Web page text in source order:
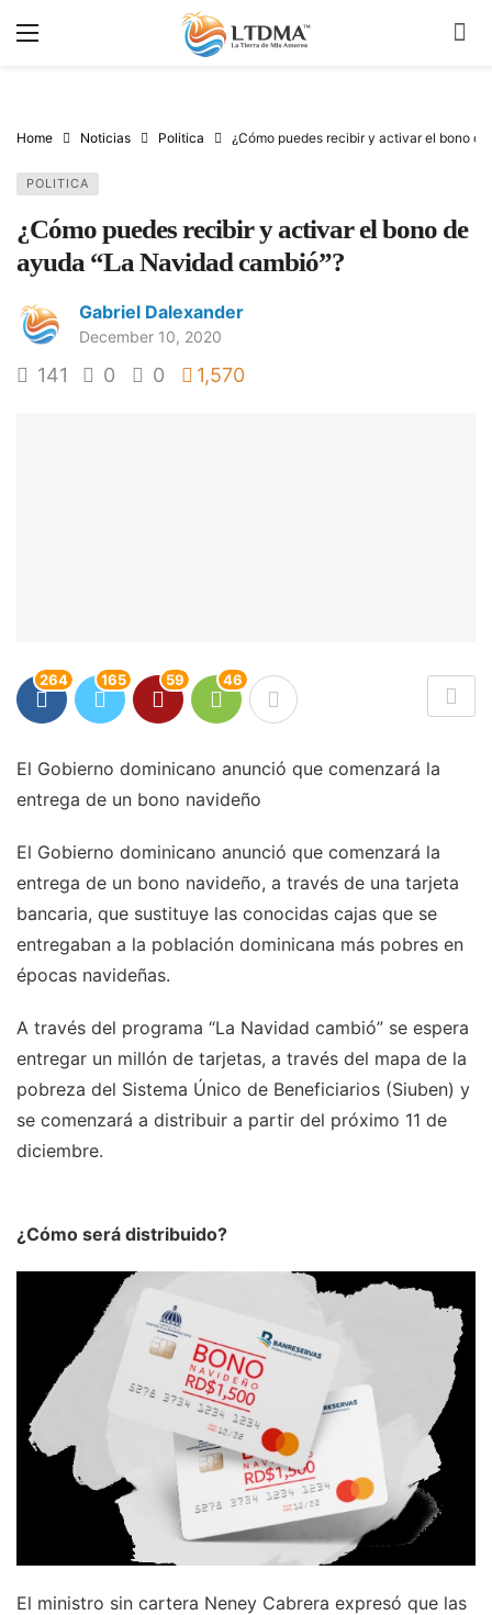
Home Noticias Politica ¿Cómo puedes recibir y activar el bono
POLITICA
¿Cómo puedes recibir y activar el bono de
ayuda “La Navidad cambió”?
Gabriel Dalexander
December 10, 2020
141 0 0 1,570
264 165 59 46
El Gobierno dominicano anunció que comenzará la
entrega de un bono navideño
El Gobierno dominicano anunció que comenzará la
entrega de un bono navideño, a través de una tarjeta
bancaria, que sustituye las conocidas cajas que se
entregaban a la población dominicana más pobres en
épocas navideñas.
A través del programa “La Navidad cambió” se espera
entregar un millón de tarjetas, a través del mapa de la
pobreza del Sistema Único de Beneficiarios (Siuben) y
se comenzará a distribuir a partir del próximo 11 de
diciembre.
¿Cómo será distribuido?
El ministro sin cartera Neney Cabrera expresó que las